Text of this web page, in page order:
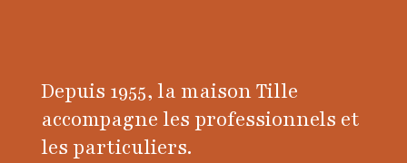
peuvent
choisies
sur
choisies
Depuis 1955, la maison Tille
accompagne les professionnels et
les particuliers.